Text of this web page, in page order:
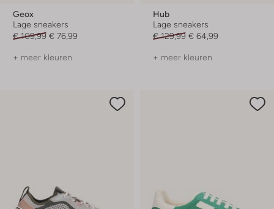
Geox
Lage sneakers
€ 109,99 € 76,99
+ meer kleuren
Hub
Lage sneakers
€ 129,99 € 64,99
+ meer kleuren